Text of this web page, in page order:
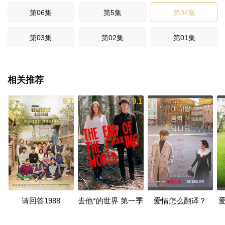
第06集 第5集 第04集
第03集 第02集 第01集
相关推荐
9.7
请回答1988
9.1
去他*的世界 第一季
8.3
爱情怎么翻译？